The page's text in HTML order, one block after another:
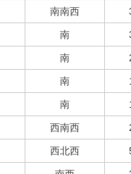
南南西
南
南
南
南
西南西
西北西